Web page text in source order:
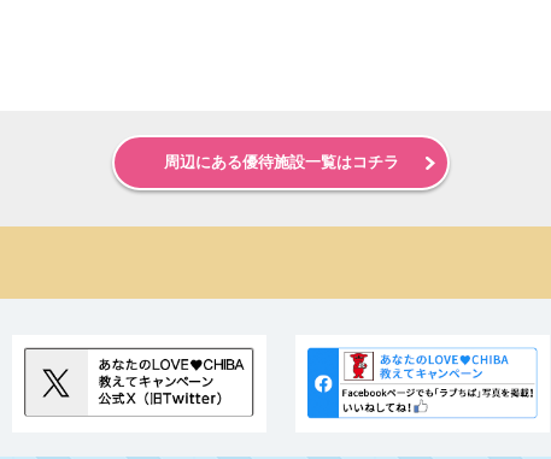
周辺にある優待施設一覧はコチラ